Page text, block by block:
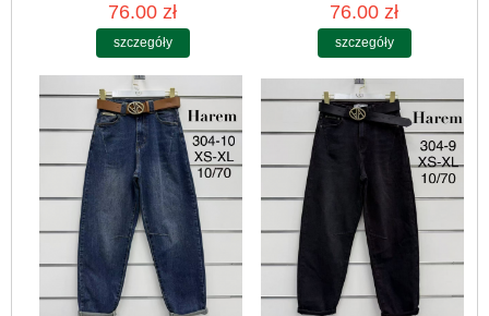
76.00 zł
szczegóły
76.00 zł
szczegóły